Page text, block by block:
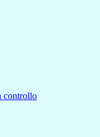
controllo